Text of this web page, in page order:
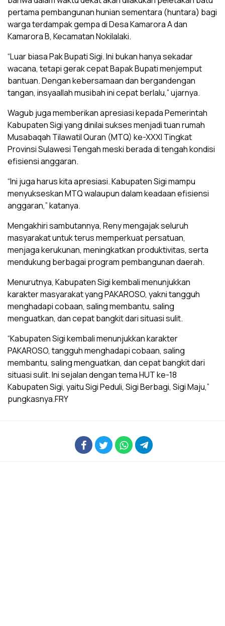
pertama pembangunan hunian sementara (huntara) bagi
warga terdampak gempa di Desa Kamarora A dan
Kamarora B, Kecamatan Nokilalaki.
“Luar biasa Pak Bupati Sigi. Ini bukan hanya sekadar
wacana, tetapi gerak cepat Bapak Bupati menjemput
bantuan. Dengan kebersamaan dan bergandengan
tangan, insyaallah musibah ini cepat berlalu,” ujarnya.
Wagub juga memberikan apresiasi kepada Pemerintah
Kabupaten Sigi yang dinilai sukses menjadi tuan rumah
Musabaqah Tilawatil Quran (MTQ) ke-XXXI Tingkat
Provinsi Sulawesi Tengah meski berada di tengah kondisi
efisiensi anggaran.
“Ini juga harus kita apresiasi. Kabupaten Sigi mampu
menyukseskan MTQ walaupun dalam keadaan efisiensi
anggaran,” katanya.
Mengakhiri sambutannya, Reny mengajak seluruh
masyarakat untuk terus memperkuat persatuan,
menjaga kerukunan, meningkatkan produktivitas, serta
mendukung berbagai program pembangunan daerah.
Menurutnya, Kabupaten Sigi kembali menunjukkan
karakter masyarakat yang PAKAROSO, yakni tangguh
menghadapi cobaan, saling membantu, saling
menguatkan, dan cepat bangkit dari situasi sulit.
“Kabupaten Sigi kembali menunjukkan karakter
PAKAROSO, tangguh menghadapi cobaan, saling
membantu, saling menguatkan, dan cepat bangkit dari
situasi sulit. Ini sejalan dengan tema HUT ke-18
Kabupaten Sigi, yaitu Sigi Peduli, Sigi Berbagi, Sigi Maju,”
pungkasnya.FRY